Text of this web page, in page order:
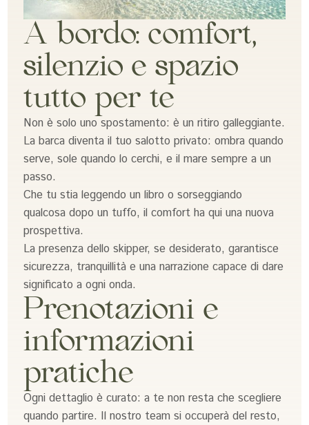
A bordo: comfort,
silenzio e spazio
tutto per te
Non è solo uno spostamento: è un ritiro galleggiante.
La barca diventa il tuo salotto privato: ombra quando
serve, sole quando lo cerchi, e il mare sempre a un
passo.
Che tu stia leggendo un libro o sorseggiando
qualcosa dopo un tuffo, il comfort ha qui una nuova
prospettiva.
La presenza dello skipper, se desiderato, garantisce
sicurezza, tranquillità e una narrazione capace di dare
significato a ogni onda.
Prenotazioni e
informazioni
pratiche
Ogni dettaglio è curato: a te non resta che scegliere
quando partire. Il nostro team si occuperà del resto,